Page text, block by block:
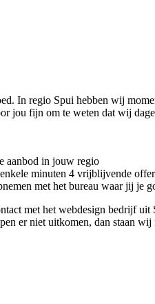
In regio Spui hebben wij
jou fijn om te weten dat wij
aanbod in jouw regio
minuten 4 vrijblijvende
met het bureau waar jij je
met het webdesign bedrijf
er niet uitkomen, dan staan